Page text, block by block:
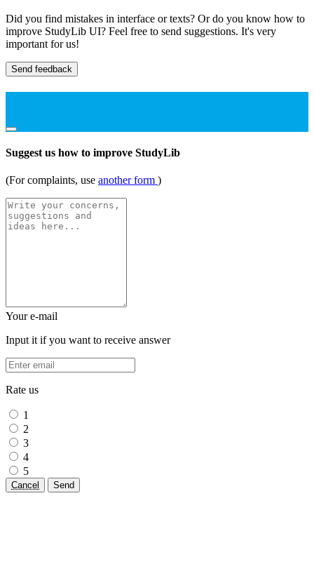
Did you find mistakes in interface or texts? Or do you know how to
improve StudyLib UI? Feel free to send suggestions. It's very
important for us!
Send feedback
Suggest us how to improve StudyLib
(For complaints, use another form )
Your e-mail
Input it if you want to receive answer
Rate us
1
2
3
4
5
Cancel Send